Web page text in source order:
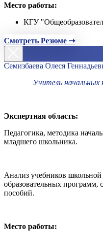
Место работы:
КГУ
Смотреть Резюме ➝
Семизбаева Олеся
Учитель начальных
Экспертная область:
Педагогика, методика
младшего школьника.
Анализ учебников
образовательных программ,
пособий.
Место работы: